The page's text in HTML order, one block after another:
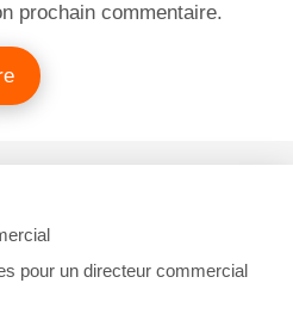
prochain commentaire.
pour un directeur commercial